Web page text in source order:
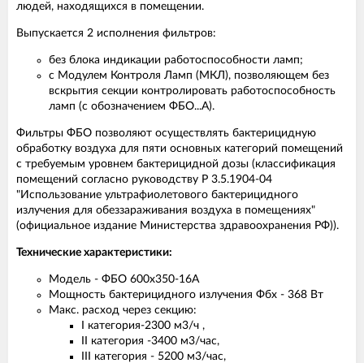
людей, находящихся в помещении.
Выпускается 2 исполнения фильтров:
без блока индикации работоспособности ламп;
с Модулем Контроля Ламп (МКЛ), позволяющем без
вскрытия секции контролировать работоспособность
ламп (с обозначением ФБО...А).
Фильтры ФБО позволяют осуществлять бактерицидную
обработку воздуха для пяти основных категорий помещений
с требуемым уровнем бактерицидной дозы (классификация
помещений согласно руководству Р 3.5.1904-04
"Использование ультрафиолетового бактерицидного
излучения для обеззараживания воздуха в помещениях"
(официальное издание Министерства здравоохранения РФ)).
Технические характеристики:
Модель - ФБО 600х350-16A
Мощность бактерицидного излучения Фбх - 368 Вт
Макс. расход через секцию:
I категория-2300 м3/ч ,
II категория -3400 м3/час,
III категория - 5200 м3/час,